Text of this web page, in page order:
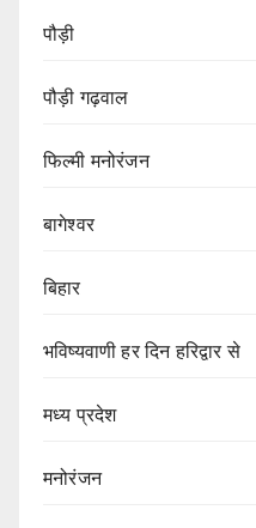
पौड़ी
पौड़ी गढ़वाल
फिल्मी मनोरंजन
बागेश्वर
बिहार
भविष्यवाणी हर दिन हरिद्वार से
मध्य प्रदेश
मनोरंजन